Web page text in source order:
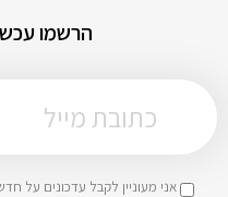
הרשמו
אני מעוניין לקבל עדכונים על